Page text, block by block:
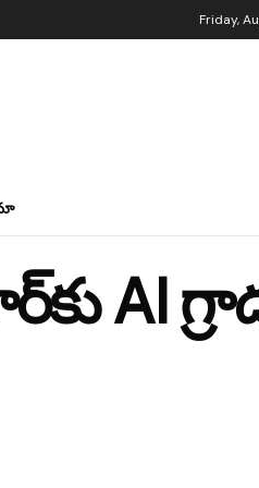
Friday,
AI